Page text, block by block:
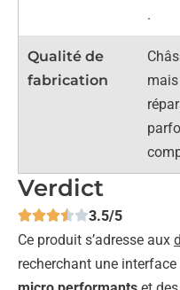
.
Qualité de
fabrication
Verdict
3.5/5
Ce produit s’adresse aux
recherchant une